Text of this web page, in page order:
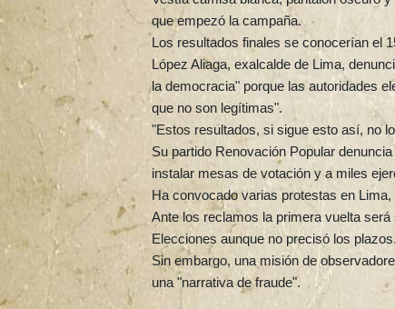
que empezó la campaña.
Los resultados finales se conocerían el
López Aliaga, exalcalde de Lima,
la democracia" porque las autoridades
que no son legítimas".
"Estos resultados, si sigue esto así, no
Su partido Renovación Popular
instalar mesas de votación y a miles
Ha convocado varias protestas en
Ante los reclamos la primera vuelta
Elecciones aunque no precisó los plazos.
Sin embargo, una misión de
una "narrativa de fraude".